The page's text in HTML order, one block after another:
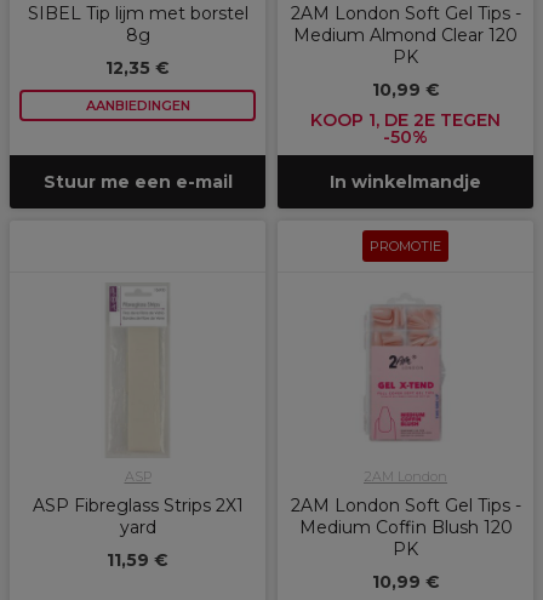
SIBEL Tip lijm met borstel
8g
12,35 €
AANBIEDINGEN
Stuur me een e-mail
2AM London Soft Gel Tips -
Medium Almond Clear 120
PK
10,99 €
KOOP 1, DE 2E TEGEN
-50%
In winkelmandje
ASP
ASP Fibreglass Strips 2X1
yard
11,59 €
PROMOTIE
2AM London
2AM London Soft Gel Tips -
Medium Coffin Blush 120
PK
10,99 €